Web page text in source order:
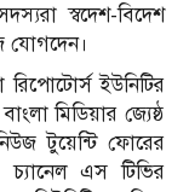
স্বদেশ-বিদেশ
যোগদেন।
ইউনিটির
মিডিয়ার জ্যেষ্ঠ
টুয়েন্টি ফোরের
এস টিভির